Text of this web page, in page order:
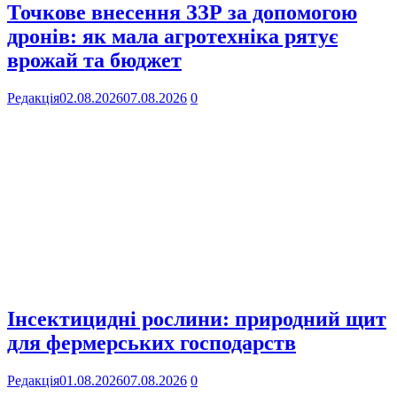
Точкове внесення ЗЗР за допомогою
дронів: як мала агротехніка рятує
врожай та бюджет
Редакція02.08.202607.08.2026 0
Інсектицидні рослини: природний щит
для фермерських господарств
Редакція01.08.202607.08.2026 0